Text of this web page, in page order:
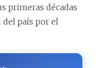
primeras décadas
del país por el